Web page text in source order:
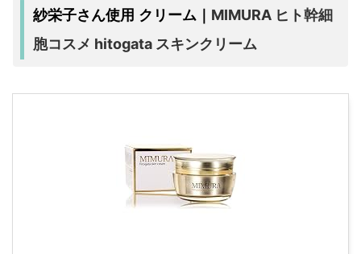
紗栄子さん使用 クリーム｜ MIMURA ヒト幹細
胞コスメ hitogata スキンクリーム